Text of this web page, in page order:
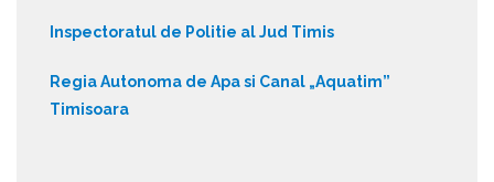
Inspectoratul de Politie al Jud Timis
Regia Autonoma de Apa si Canal „Aquatim”
Timisoara